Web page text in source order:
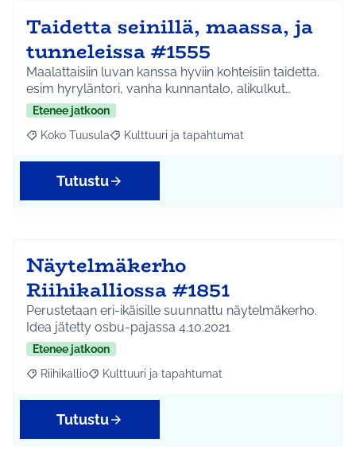
Taidetta seinillä, maassa, ja
tunneleissa #1555
Maalattaisiin luvan kanssa hyviin kohteisiin taidetta.
esim hyryläntori, vanha kunnantalo, alikulkut…
Etenee jatkoon
Rajaa tulokset aihepiirin mukaan: Koko Tuusula
Koko Tuusula Rajaa tulokset teeman mukaan: Kulttuuri ja
Kulttuuri ja tapahtumat
Tutustu
Näytelmäkerho
Riihikalliossa #1851
Perustetaan eri-ikäisille suunnattu näytelmäkerho.
Idea jätetty osbu-pajassa 4.10.2021
Etenee jatkoon
Rajaa tulokset aihepiirin mukaan: Riihikallio
Riihikallio Rajaa tulokset teeman mukaan: Kulttuuri ja
Kulttuuri ja tapahtumat
Tutustu